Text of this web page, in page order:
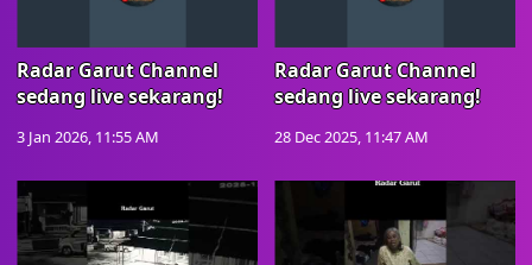
Radar Garut Channel
sedang live sekarang!
3 Jan 2026, 11:55 AM
Radar Garut Channel
sedang live sekarang!
28 Dec 2025, 11:47 AM